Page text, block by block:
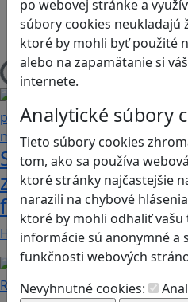
po webovej stránke a
súbory cookies neukladajú
ktoré by mohli byť použité
alebo na zapamätanie si
internete.
Analytické súbory
Tieto súbory cookies
tom, ako sa používa
ktoré stránky najčastejšie
narazili na chybové
ktoré by mohli odhaliť
informácie sú anonymné a
funkčnosti webových
Nevyhnutné cookies:
Herná konzola
Stolové, kartové
Načítam blogy
Stanete sa
zdieľať iba
fakty? Dozviete sa
Hráči a hráčky sa stávajú
Recenzie